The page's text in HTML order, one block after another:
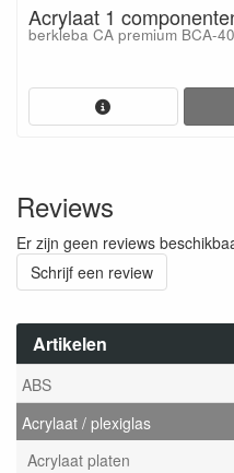
Artikelen
ABS
Acrylaat / plexiglas
Acrylaat platen
Acrylaat 1
berkleba CA premium BCA-
Reviews
Er zijn geen reviews
Schrijf een review